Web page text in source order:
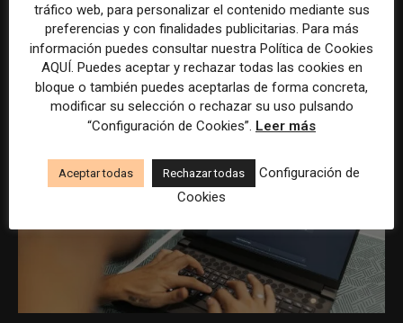
AP actualiza sus normas sobre inteligencia
artificial para reforzar el control humano en
la redacción
31 julio, 2026
tráfico web, para personalizar el contenido mediante sus
preferencias y con finalidades publicitarias. Para más
información puedes consultar nuestra Política de Cookies
AQUÍ. Puedes aceptar y rechazar todas las cookies en
bloque o también puedes aceptarlas de forma concreta,
modificar su selección o rechazar su uso pulsando
“Configuración de Cookies”. Leer más
Aceptar todas Rechazar todas
Configuración de
Cookies